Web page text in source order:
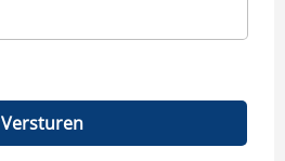
Versturen